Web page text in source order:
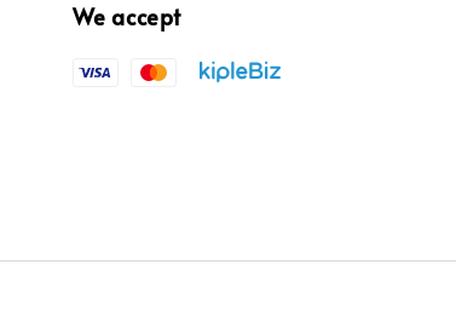
We accept